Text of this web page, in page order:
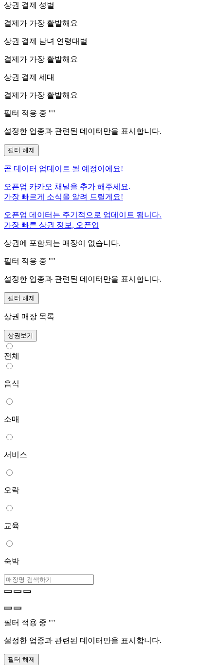
상권 결제 성별
결제가 가장 활발해요
상권 결제 남녀 연령대별
결제가 가장 활발해요
상권 결제 세대
결제가 가장 활발해요
필터 적용 중 ""
설정한 업종과 관련된 데이터만을 표시합니다.
필터 해제
곧 데이터 업데이트 될 예정이에요!
오픈업 카카오 채널을 추가 해주세요.
가장 빠르게 소식을 알려 드릴게요!
오픈업 데이터는 주기적으로 업데이트 됩니다.
가장 빠른 상권 정보, 오픈업
상권에 포함되는 매장이 없습니다.
필터 적용 중 ""
설정한 업종과 관련된 데이터만을 표시합니다.
필터 해제
상권 매장 목록
상권보기
전체
음식
소매
서비스
오락
교육
숙박
필터 적용 중 ""
설정한 업종과 관련된 데이터만을 표시합니다.
필터 해제